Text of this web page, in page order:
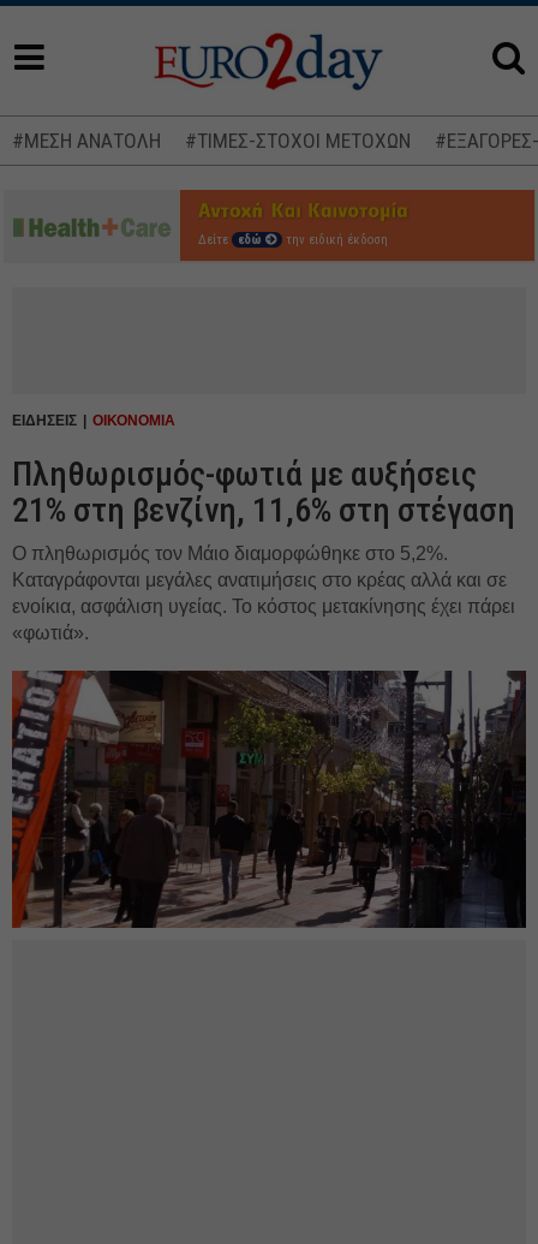
#ΜΕΣΗ ΑΝΑΤΟΛΗ #ΤΙΜΕΣ-ΣΤΟΧΟΙ ΜΕΤΟΧΩΝ
Δείτε εδώ την ειδική έκδοση
ΕΙΔΗΣΕΙΣ ΟΙΚΟΝΟΜΙΑ
Πληθωρισμός-φωτιά με αυξήσεις
21% στη βενζίνη, 11,6% στη στέγαση
Ο πληθωρισμός τον Μάιο διαμορφώθηκε στο 5,2%.
Καταγράφονται μεγάλες ανατιμήσεις στο κρέας αλλά και σε
ενοίκια, ασφάλιση υγείας. Το κόστος μετακίνησης έχει πάρει
«φωτιά».